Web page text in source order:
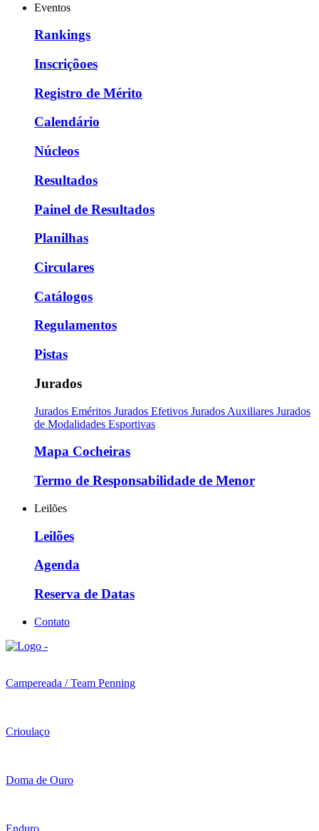
Eventos
Rankings
Inscriçõoes
Registro de Mérito
Calendário
Núcleos
Resultados
Painel de Resultados
Planilhas
Circulares
Catálogos
Regulamentos
Pistas
Jurados
Jurados Eméritos Jurados Efetivos Jurados Auxiliares Jurados
de Modalidades Esportivas
Mapa Cocheiras
Termo de Responsabilidade de Menor
Leilões
Leilões
Agenda
Reserva de Datas
Contato
Campereada / Team Penning
Crioulaço
Doma de Ouro
Enduro